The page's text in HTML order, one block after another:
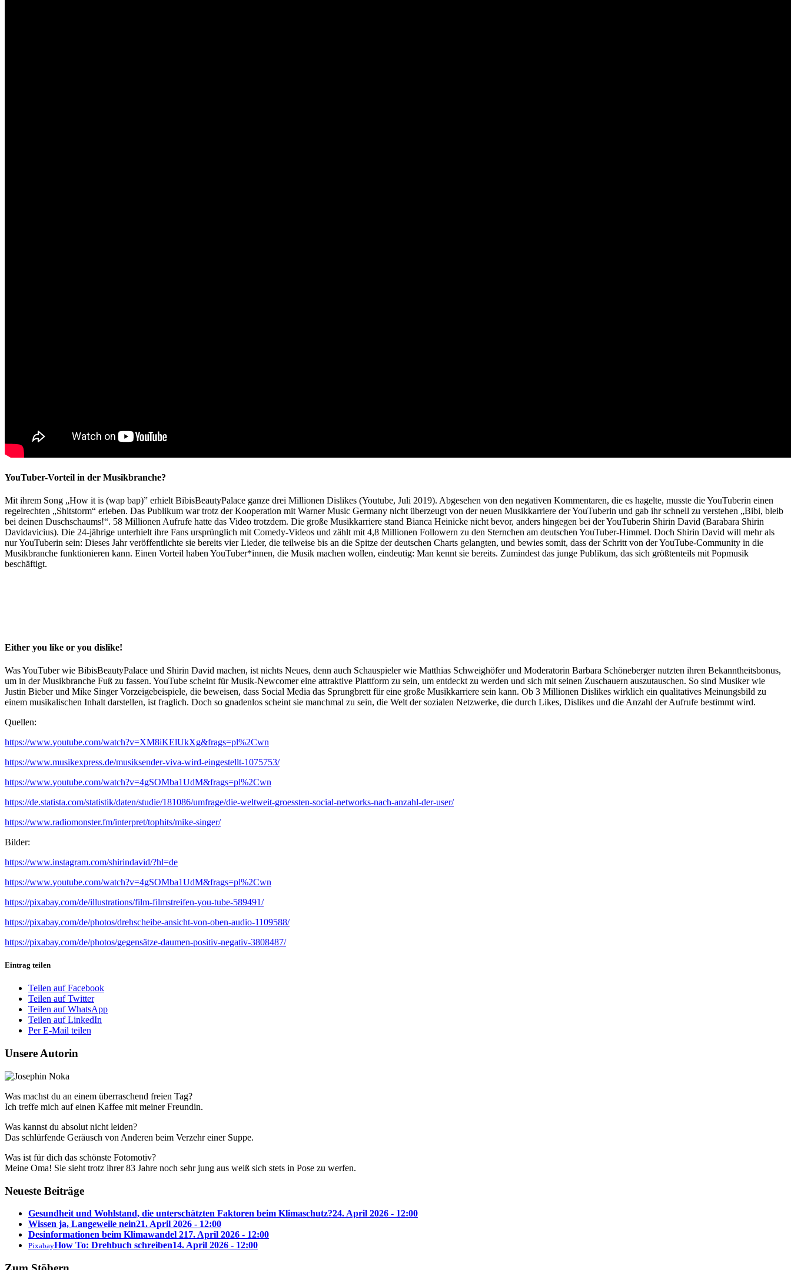
YouTuber-Vorteil in der Musikbranche?
Mit ihrem Song „How it is (wap bap)” erhielt BibisBeautyPalace ganze drei Millionen Dislikes (Youtube, Juli 2019). Abgesehen von den negativen Kommentaren, die es hagelte, musste die YouTuberin einen
regelrechten „Shitstorm“ erleben. Das Publikum war trotz der Kooperation mit Warner Music Germany nicht überzeugt von der neuen Musikkarriere der YouTuberin und gab ihr schnell zu verstehen „Bibi, bleib
bei deinen Duschschaums!“. 58 Millionen Aufrufe hatte das Video trotzdem. Die große Musikkarriere stand Bianca Heinicke nicht bevor, anders hingegen bei der YouTuberin Shirin David (Barabara Shirin
Davidavicius). Die 24-jährige unterhielt ihre Fans ursprünglich mit Comedy-Videos und zählt mit 4,8 Millionen Followern zu den Sternchen am deutschen YouTuber-Himmel. Doch Shirin David will mehr als
nur YouTuberin sein: Dieses Jahr veröffentlichte sie bereits vier Lieder, die teilweise bis an die Spitze der deutschen Charts gelangten, und bewies somit, dass der Schritt von der YouTube-Community in die
Musikbranche funktionieren kann. Einen Vorteil haben YouTuber*innen, die Musik machen wollen, eindeutig: Man kennt sie bereits. Zumindest das junge Publikum, das sich größtenteils mit Popmusik
beschäftigt.
Either you like or you dislike!
Was YouTuber wie BibisBeautyPalace und Shirin David machen, ist nichts Neues, denn auch Schauspieler wie Matthias Schweighöfer und Moderatorin Barbara Schöneberger nutzten ihren Bekanntheitsbonus,
um in der Musikbranche Fuß zu fassen. YouTube scheint für Musik-Newcomer eine attraktive Plattform zu sein, um entdeckt zu werden und sich mit seinen Zuschauern auszutauschen. So sind Musiker wie
Justin Bieber und Mike Singer Vorzeigebeispiele, die beweisen, dass Social Media das Sprungbrett für eine große Musikkarriere sein kann. Ob 3 Millionen Dislikes wirklich ein qualitatives Meinungsbild zu
einem musikalischen Inhalt darstellen, ist fraglich. Doch so gnadenlos scheint sie manchmal zu sein, die Welt der sozialen Netzwerke, die durch Likes, Dislikes und die Anzahl der Aufrufe bestimmt wird.
Quellen:
https://www.youtube.com/watch?v=XM8iKElUkXg&frags=pl%2Cwn
https://www.musikexpress.de/musiksender-viva-wird-eingestellt-1075753/
https://www.youtube.com/watch?v=4gSOMba1UdM&frags=pl%2Cwn
https://de.statista.com/statistik/daten/studie/181086/umfrage/die-weltweit-groessten-social-networks-nach-anzahl-der-user/
https://www.radiomonster.fm/interpret/tophits/mike-singer/
Bilder:
https://www.instagram.com/shirindavid/?hl=de
https://www.youtube.com/watch?v=4gSOMba1UdM&frags=pl%2Cwn
https://pixabay.com/de/illustrations/film-filmstreifen-you-tube-589491/
https://pixabay.com/de/photos/drehscheibe-ansicht-von-oben-audio-1109588/
https://pixabay.com/de/photos/gegensätze-daumen-positiv-negativ-3808487/
Eintrag teilen
Teilen auf Facebook
Teilen auf Twitter
Teilen auf WhatsApp
Teilen auf LinkedIn
Per E-Mail teilen
Unsere Autorin
Was machst du an einem überraschend freien Tag?
Ich treffe mich auf einen Kaffee mit meiner Freundin.
Was kannst du absolut nicht leiden?
Das schlürfende Geräusch von Anderen beim Verzehr einer Suppe.
Was ist für dich das schönste Fotomotiv?
Meine Oma! Sie sieht trotz ihrer 83 Jahre noch sehr jung aus weiß sich stets in Pose zu werfen.
Neueste Beiträge
Gesundheit und Wohlstand, die unterschätzten Faktoren beim Klimaschutz?24. April 2026 - 12:00
Wissen ja, Langeweile nein21. April 2026 - 12:00
Desinformationen beim Klimawandel 217. April 2026 - 12:00
PixabayHow To: Drehbuch schreiben14. April 2026 - 12:00